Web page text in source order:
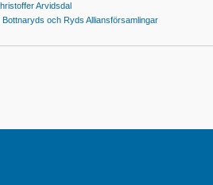
Arvidsdal
Bottnaryds och Ryds Alliansförsamlingar